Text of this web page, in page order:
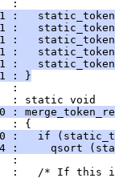
:
:
:
:
:
:
: }
:
: static void
:
: {
:   if
:     qsort
:
:   /* If this